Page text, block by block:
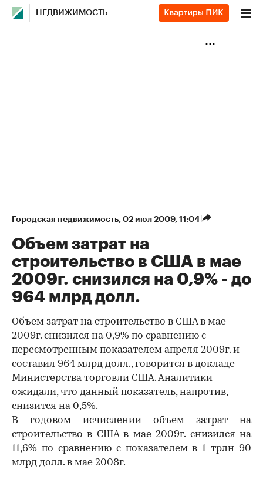
НЕДВИЖИМОСТЬ
Городская недвижимость⁠, 02 июл 2009, 11:04
Объем затрат на
строительство в США в мае
2009г. снизился на 0,9% - до
964 млрд долл.
Объем затрат на строительство в США в мае
2009г. снизился на 0,9% по сравнению с
пересмотренным показателем апреля 2009г. и
составил 964 млрд долл., говорится в докладе
Министерства торговли США. Аналитики
ожидали, что данный показатель, напротив,
снизится на 0,5%.
В годовом исчислении объем затрат на
строительство в США в мае 2009г. снизился на
11,6% по сравнению с показателем в 1 трлн 90
млрд долл. в мае 2008г.